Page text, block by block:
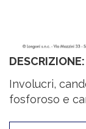
DESCRIZIONE:
Involucri,
fosforoso e